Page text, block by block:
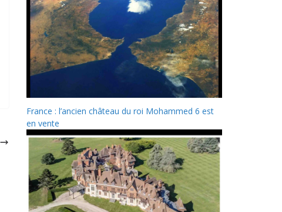
France : l’ancien château du roi Mohammed 6 est
en vente